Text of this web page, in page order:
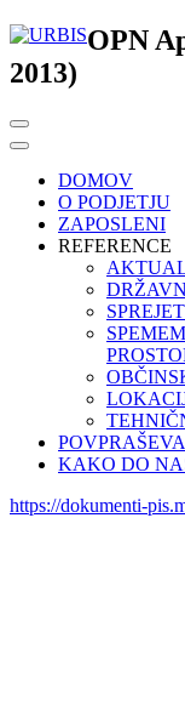
DOMOV
O PODJETJU
ZAPOSLENI
REFERENCE
KAKO DO
OPN
2013)
https://dokumenti-